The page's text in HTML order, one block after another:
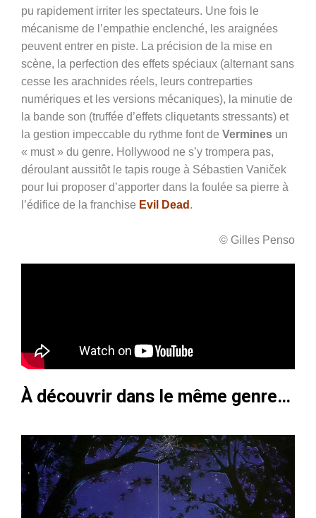
pu rapidement irriter les spectateurs. Une fois le
mécanisme de l’empathie enclenché, les araignées
peuvent entrer en piste. La précision de la mise en
scène, la perfection des effets spéciaux (alternant sans
cesse les arachnides réels, leurs contreparties
numériques et les versions mécaniques), la minutie de
la bande son (truffée d’effets cliquetants stressants) et
la gestion impeccable du rythme font de Vermines un
« must » du genre. Hollywood ne s’y trompera pas,
déroulant aussitôt le tapis rouge à Sébastien Vaniček
pour lui proposer d’apporter dans la foulée sa pierre à
l’édifice de la franchise Evil Dead .
© Gilles Penso
À découvrir dans le même genre…